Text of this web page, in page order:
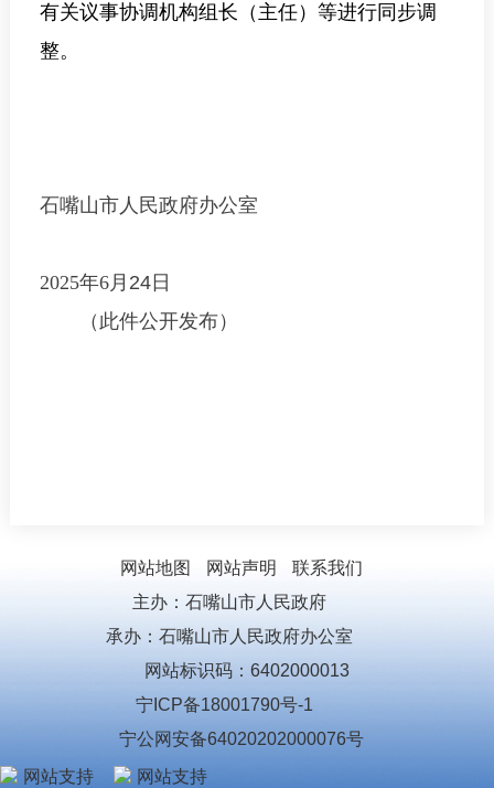
有关议事协调机构组长（主任）等进行同步调
整。
石嘴山市人民政府办公室
2025年6月 24日
（此件公开发布）
网站地图 网站声明
联系我们
主办：石嘴山市人民政府
承办：石嘴山市人民政府办公室
网站标识码：6402000013
宁ICP备18001790号-1
宁公网安备64020202000076号